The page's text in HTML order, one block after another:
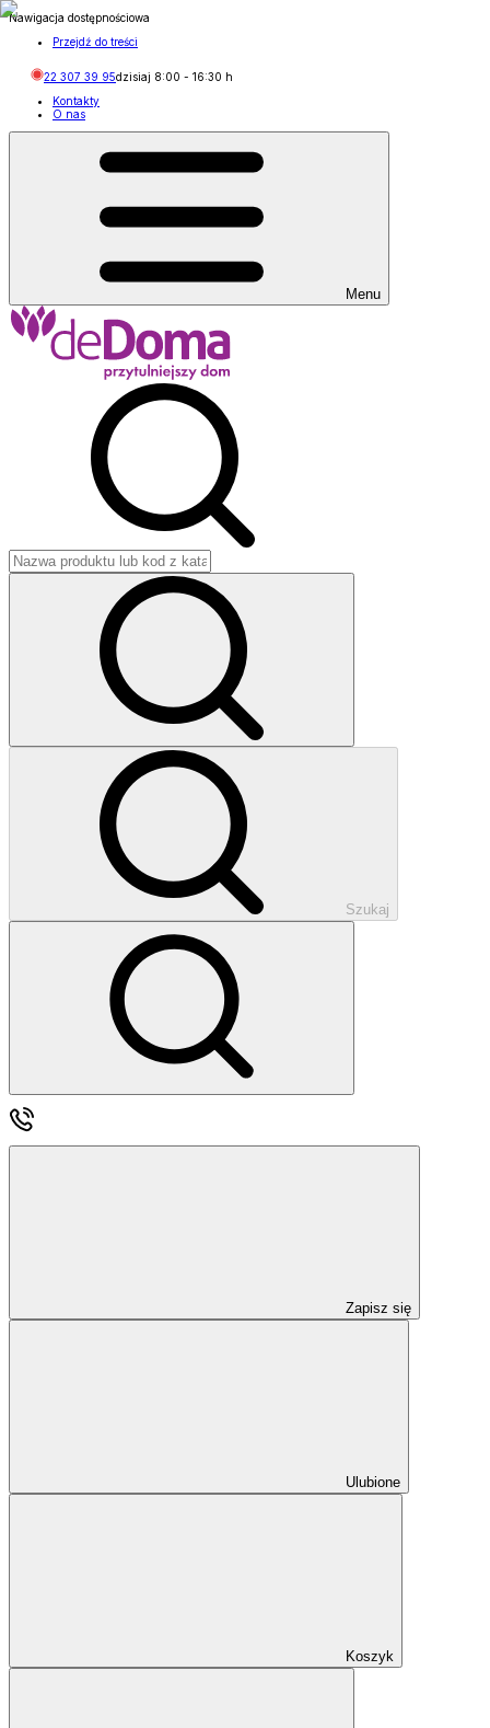
Nawigacja dostępnościowa
Przejdź do treści
22 307 39 95dzisiaj 8:00 - 16:30 h
Kontakty
O nas
Menu
Szukaj
Zapisz się
Ulubione
Koszyk